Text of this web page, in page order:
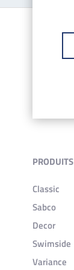
PRODUITS
Classic
Sabco
Decor
Swimside
Variance